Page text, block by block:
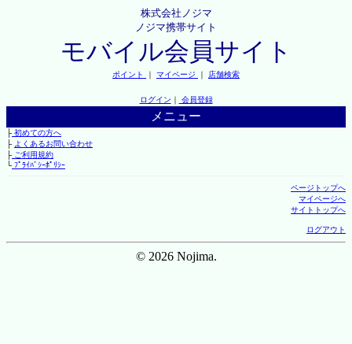
株式会社ノジマ
ノジマ携帯サイト
モバイル会員サイト
ポイント ｜ マイページ ｜ 店舗検索
ログイン ｜ 会員登録
メニュー
├初めての方へ
├ よくあるお問い合わせ
├ご利用規約
└ﾌﾟﾗｲﾊﾞｼｰﾎﾟﾘｼｰ
ページトップへ
マイページへ
サイトトップへ
ログアウト
© 2026 Nojima.